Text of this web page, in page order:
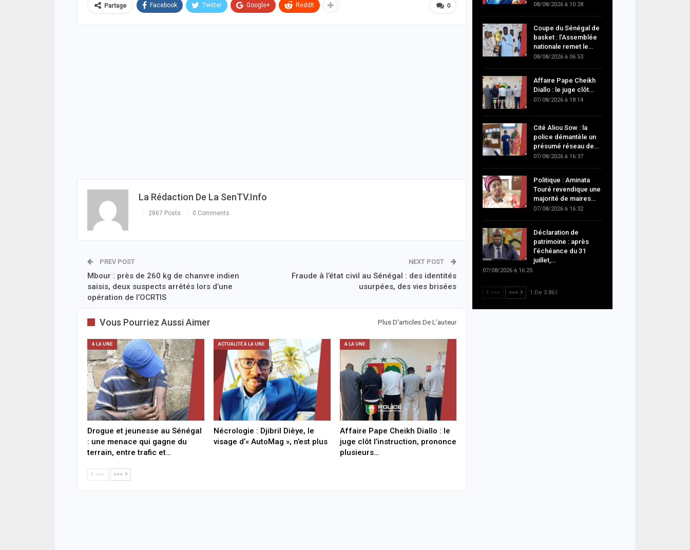
0
Partage Facebook Twitter Google+ ReddIt
La Rédaction De La SenTV.info
2867 Posts 0 Comments
PREV POST
Mbour : près de 260 kg de chanvre indien
saisis, deux suspects arrêtés lors d’une
opération de l’OCRTIS
NEXT POST
Fraude à l’état civil au Sénégal : des identités
usurpées, des vies brisées
Vous Pourriez Aussi Aimer Plus D'articles De L'auteur
A LA UNE
Drogue et jeunesse au Sénégal
: une menace qui gagne du
terrain, entre trafic et…
ACTUALITÉ À LA UNE
Nécrologie : Djibril Dièye, le
visage d’« AutoMag », n’est plus
A LA UNE
Affaire Pape Cheikh Diallo : le
juge clôt l’instruction, prononce
plusieurs…
<<< >>>
08/08/2026 à 10:28
Coupe du Sénégal de
basket : l’Assemblée
nationale remet le…
08/08/2026 à 06:53
Affaire Pape Cheikh
Diallo : le juge clôt…
07/08/2026 à 18:14
Cité Aliou Sow : la
police démantèle un
présumé réseau de…
07/08/2026 à 16:37
Politique : Aminata
Touré revendique une
majorité de maires…
07/08/2026 à 16:32
Déclaration de
patrimoine : après
l’échéance du 31
juillet,…
07/08/2026 à 16:25
<<< >>> 1 De 3 861